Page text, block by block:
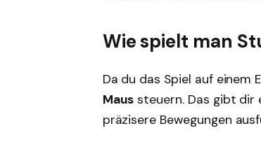
Wie spielt man
Da du das Spiel auf
Maus steuern. Das gibt dir
präzisere Bewegungen